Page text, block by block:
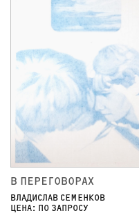
В ПЕРЕГОВОРАХ
ВЛАДИСЛАВ СЕМЕНКОВ
ЦЕНА: ПО ЗАПРОСУ